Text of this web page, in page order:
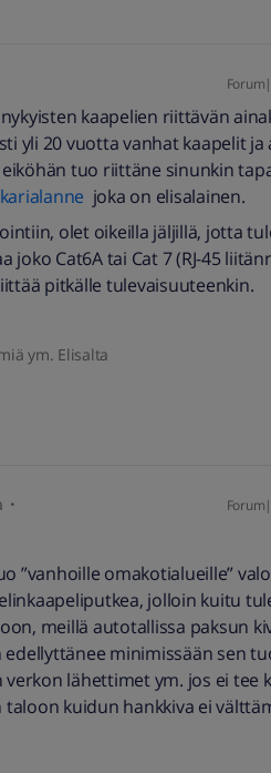
kaapelien riittävän
yli 20 vuotta vanhat kaapelit ja
tuo riittäne sinunkin
joka on elisalainen.
olet oikeilla jäljillä, jotta
Cat6A tai Cat 7 (RJ-45
pitkälle tulevaisuuteenkin.
ym. Elisalta
”vanhoille omakotialueille”
jolloin kuitu
meillä autotallissa paksun
minimissään sen
lähettimet ym. jos ei tee
kuidun hankkiva ei